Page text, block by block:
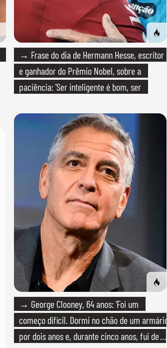
→ Frase do dia de Hermann Hesse, escritor
e ganhador do Prêmio Nobel, sobre a
paciência: 'Ser inteligente é bom, ser
→ George Clooney, 64 anos: 'Foi um
começo difícil. Dormi no chão de um armário
por dois anos e, durante cinco anos, fui de